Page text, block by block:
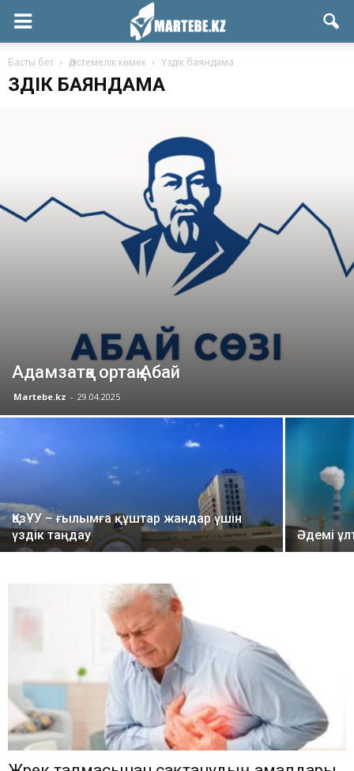
Басты бет Әдістемелік көмек Үздік баяндама
ҮЗДІК БАЯНДАМА
Адамзатқа ортақ Абай
Martebe.kz - 29.04.2025
ҚазҰУ – ғылымға құштар жандар үшін
үздік таңдау
Әдемі